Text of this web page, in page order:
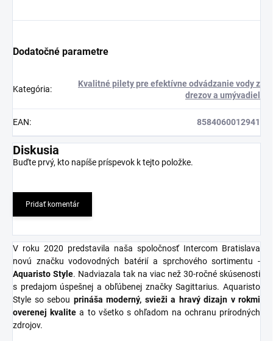
Dodatočné parametre
Kategória:
Kvalitné pilety pre efektívne odvádzanie vody z
drezov a umývadiel
EAN: 8584060012941
Diskusia
Buďte prvý, kto napíše príspevok k tejto položke.
Pridať komentár
V roku 2020 predstavila naša spoločnosť Intercom Bratislava
novú značku vodovodných batérií a sprchového sortimentu -
Aquaristo Style. Nadviazala tak na viac než 30-ročné skúsenosti
s predajom úspešnej a obľúbenej značky Sagittarius. Aquaristo
Style so sebou prináša moderný, svieži a hravý dizajn v rokmi
overenej kvalite a to všetko s ohľadom na ochranu prírodných
zdrojov.